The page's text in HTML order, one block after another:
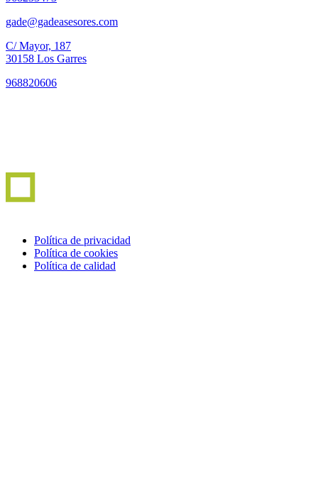
gade@gadeasesores.com
C/ Mayor, 187
30158 Los Garres
968820606
Política de privacidad
Política de cookies
Política de calidad